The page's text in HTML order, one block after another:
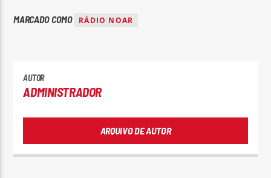
MARCADO COMO RÁDIO NOAR
AUTOR
ADMINISTRADOR
ARQUIVO DE AUTOR